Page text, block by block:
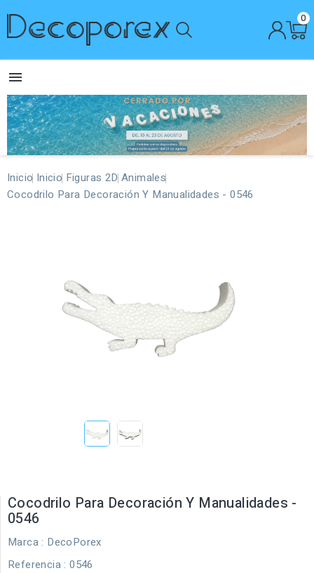
0

Inicio Inicio Figuras 2D Animales
Cocodrilo Para Decoración Y Manualidades - 0546
Cocodrilo Para Decoración Y Manualidades -
0546
Marca : DecoPorex
Referencia : 0546